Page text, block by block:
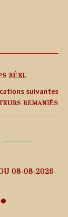
RÉEL
suivantes
REMANIÉS
08-08-2026